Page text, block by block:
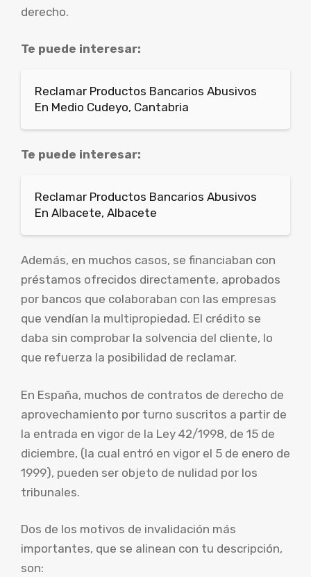
derecho.
Te puede interesar:
Reclamar Productos Bancarios Abusivos
En Medio Cudeyo, Cantabria
Te puede interesar:
Reclamar Productos Bancarios Abusivos
En Albacete, Albacete
Además, en muchos casos, se financiaban con
préstamos ofrecidos directamente, aprobados
por bancos que colaboraban con las empresas
que vendían la multipropiedad. El crédito se
daba sin comprobar la solvencia del cliente, lo
que refuerza la posibilidad de reclamar.
En España, muchos de contratos de derecho de
aprovechamiento por turno suscritos a partir de
la entrada en vigor de la Ley 42/1998, de 15 de
diciembre, (la cual entró en vigor el 5 de enero de
1999), pueden ser objeto de nulidad por los
tribunales.
Dos de los motivos de invalidación más
importantes, que se alinean con tu descripción,
son: